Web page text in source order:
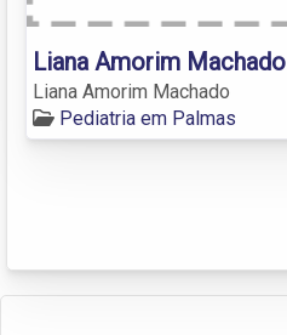
Liana Amorim Machado
Liana Amorim Machado
Pediatria em Palmas